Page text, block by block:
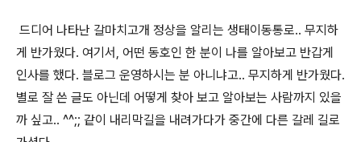
드디어 나타난 갈마치고개 정상을 알리는 생태이동통로.. 무지하
게 반가웠다. 여기서, 어떤 동호인 한 분이 나를 알아보고 반갑게
인사를 했다. 블로그 운영하시는 분 아니냐고.. 무지하게 반가웠다.
별로 잘 쓴 글도 아닌데 어떻게 찾아 보고 알아보는 사람까지 있을
까 싶고.. ^^;; 같이 내리막길을 내려가다가 중간에 다른 갈레 길로